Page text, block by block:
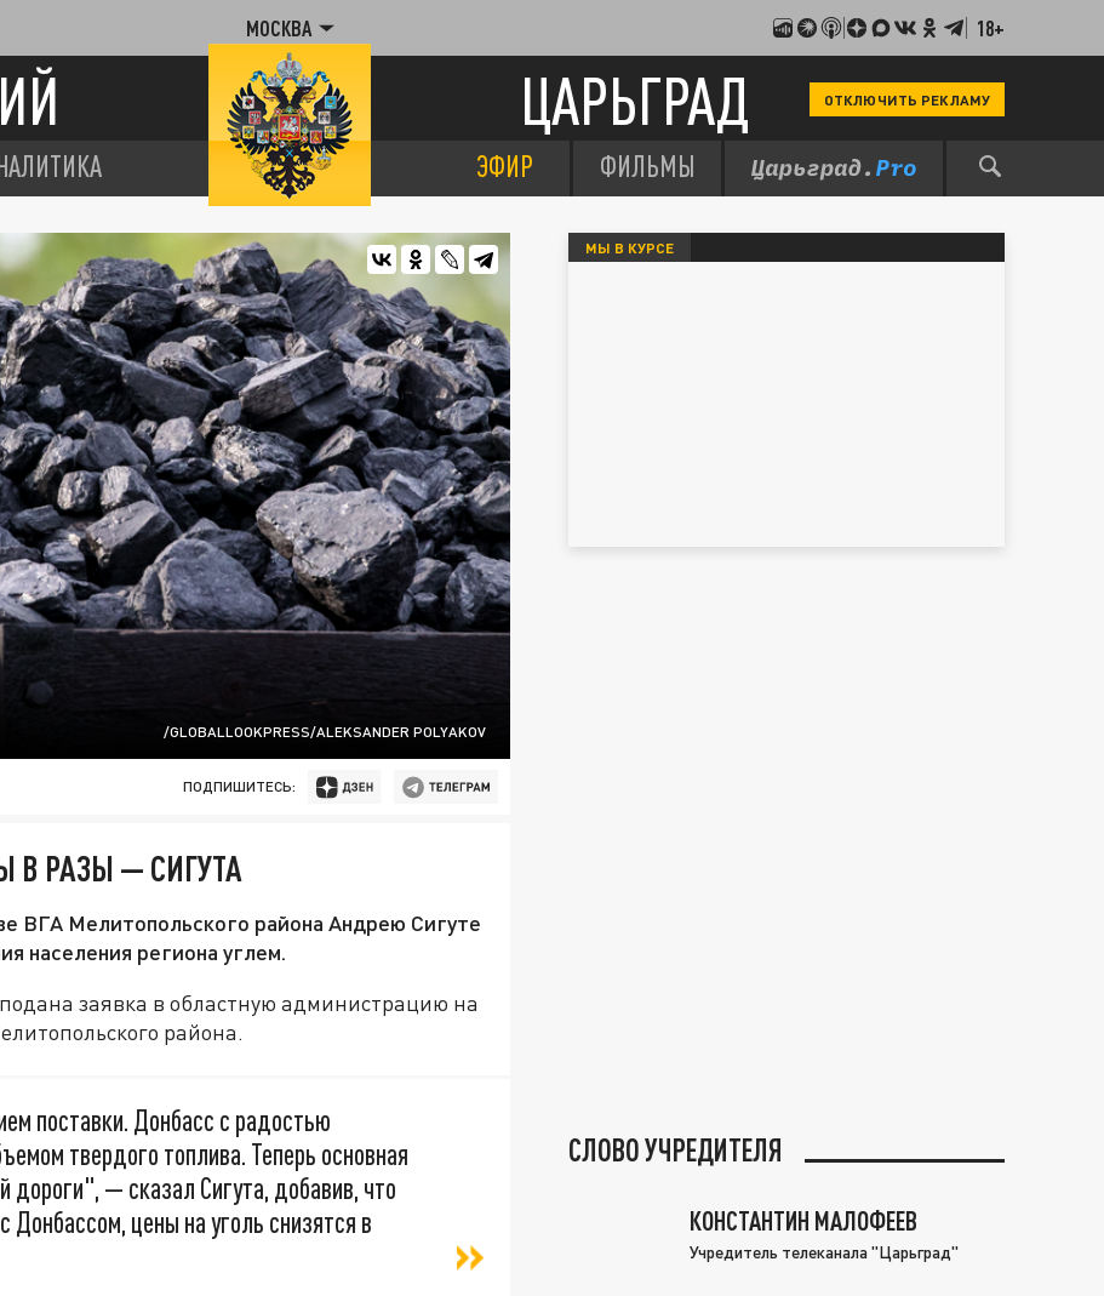
МОСКВА 18+
ЦАРЬГРАД ОТКЛЮЧИТЬ РЕКЛАМУ
ЭФИР ФИЛЬМЫ
/GLOBALLOOKPRESS/ALEKSANDER POLYAKOV
ПОДПИШИТЕСЬ:
В РАЗЫ — СИГУТА
ВГА Мелитопольского района Андрею Сигуте
населения региона углем.
заявка в областную администрацию на
района.
поставки. Донбасс с радостью
твердого топлива. Теперь основная
— сказал Сигута, добавив, что
Донбассом, цены на уголь снизятся в
МЫ В КУРСЕ
СЛОВО УЧРЕДИТЕЛЯ
КОНСТАНТИН МАЛОФЕЕВ
Учредитель телеканала "Царьград"